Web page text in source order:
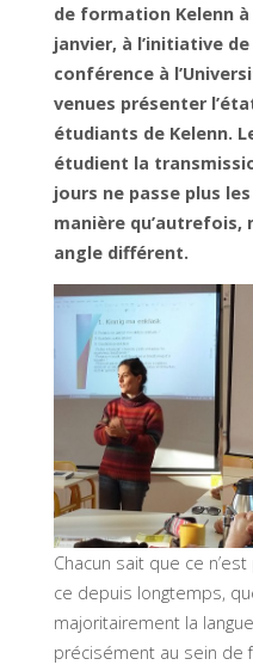
de formation Kelenn à
janvier, à l’initiative
conférence à
venues présenter
étudiants de Kelenn.
étudient la
jours ne passe plus
manière qu’autrefois,
angle différent.
Chacun sait que ce
ce depuis longtemps,
majoritairement la
précisément au sein de